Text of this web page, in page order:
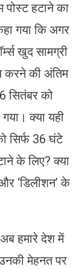
पोस्ट हटाने का
गया कि अगर
खुद सामग्री
करने की अंतिम
सितंबर को
क्या यही
सिर्फ 36 घंटे
के लिए? क्या
‘डिलीशन’ के
हमारे देश में
मेहनत पर